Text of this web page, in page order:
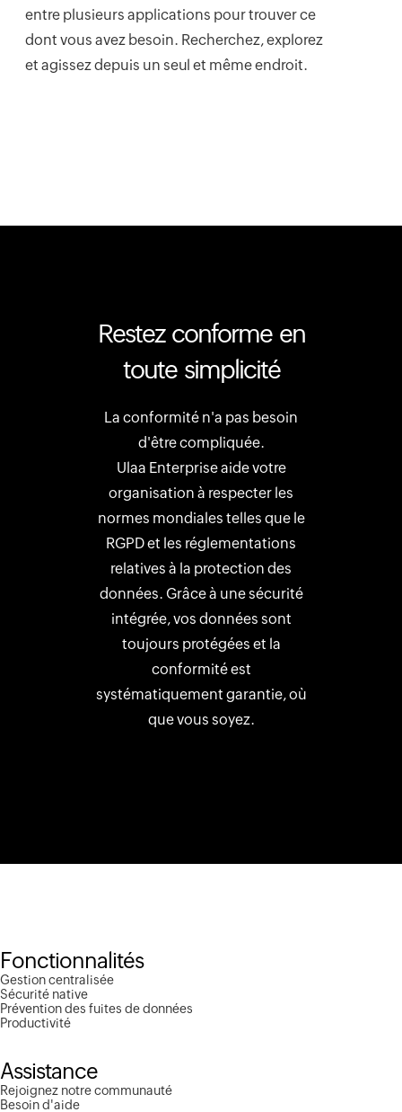
entre plusieurs applications pour trouver ce
dont vous avez besoin. Recherchez, explorez
et agissez depuis un seul et même endroit.
Restez conforme en
toute simplicité
La conformité n'a pas besoin
d'être compliquée.
Ulaa Enterprise aide votre
organisation à respecter les
normes mondiales telles que le
RGPD et les réglementations
relatives à la protection des
données. Grâce à une sécurité
intégrée, vos données sont
toujours protégées et la
conformité est
systématiquement garantie, où
que vous soyez.
Fonctionnalités
Gestion centralisée
Sécurité native
Prévention des fuites de données
Productivité
Assistance
Rejoignez notre communauté
Besoin d'aide